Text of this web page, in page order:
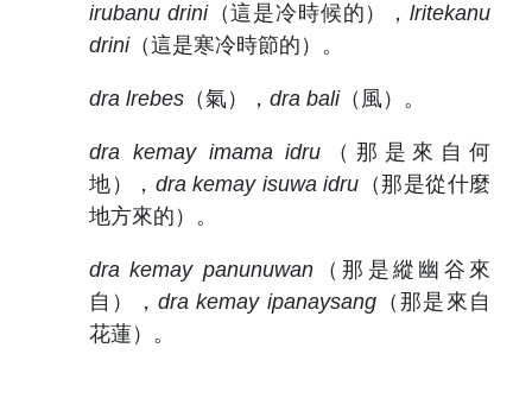
irubanu drini（這是冷時候的），lritekanu
drini（這是寒冷時節的）。
dra lrebes （氣）， dra bali（風）。
dra kemay imama idru （那是來自何
地）， dra kemay isuwa idru （那是從什麼
地方來的）。
dra kemay panunuwan（那是縱幽谷來
自）， dra kemay ipanaysang（那是來自
花蓮）。